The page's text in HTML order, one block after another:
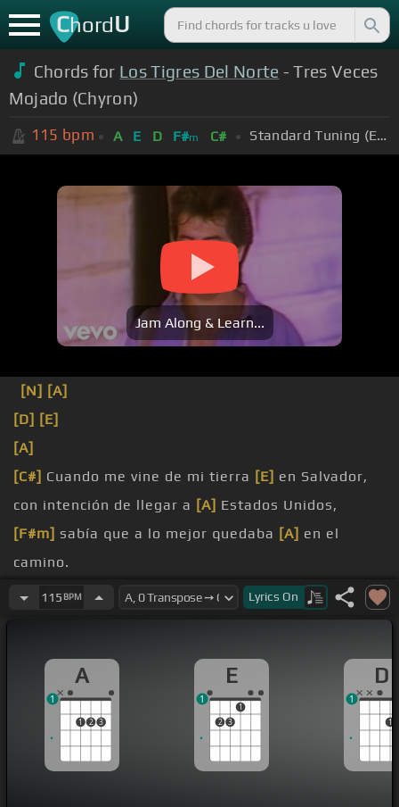
ChordU
Chords for Los Tigres Del Norte - Tres Veces
Mojado (Chyron)
115 bpm A E D F#m C# Standard Tuning (EADGBE)
Jam Along & Learn...
[N] [A]
[D] [E]
[A]
[C#] Cuando me vine de mi tierra [E] en Salvador,
con intención de llegar a [A] Estados Unidos,
[F#m] sabía que a lo mejor quedaba [A] en el
camino.
Son tres fronteras las que tuve que[E]cruzar, por
anduve indocumentado,
veces mojado.
[E]Guatemala y México[A]cuando crucé, dos
veces [E]me salvé, me hicieron[A]
115 BPM Lyrics On
A
1 2 3
1
E
2 3
1
1
D
1
1